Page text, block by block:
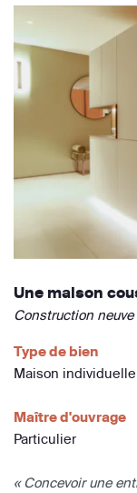
Une maison
Construction
Type de bien
Maison individuelle
Maître d'ouvrage
Particulier
« Concevoir une